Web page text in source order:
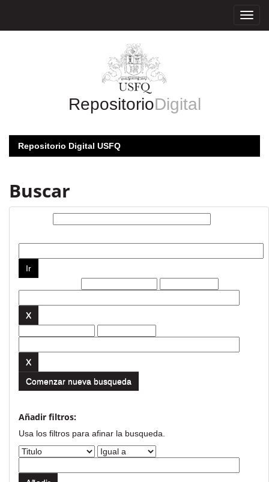
RepositorioDigital
Repositorio Digital USFQ
Buscar
Comenzar nueva busqueda
Añadir filtros:
Usa los filtros para afinar la busqueda.